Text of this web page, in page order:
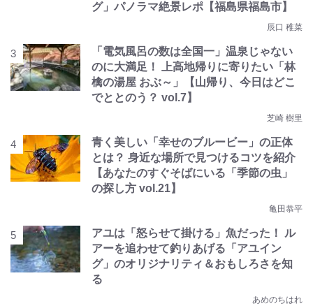
グ」パノラマ絶景レポ【福島県福島市】
辰口 稚菜
「電気風呂の数は全国一」温泉じゃない
のに大満足！ 上高地帰りに寄りたい「林
檎の湯屋 おぶ～」【山帰り、今日はどこ
でととのう？ vol.7】
芝崎 樹里
青く美しい「幸せのブルービー」の正体
とは？ 身近な場所で見つけるコツを紹介
【あなたのすぐそばにいる「季節の虫」
の探し方 vol.21】
亀田恭平
アユは「怒らせて掛ける」魚だった！ ル
アーを追わせて釣りあげる「アユイン
グ」のオリジナリティ＆おもしろさを知
る
あめのちはれ